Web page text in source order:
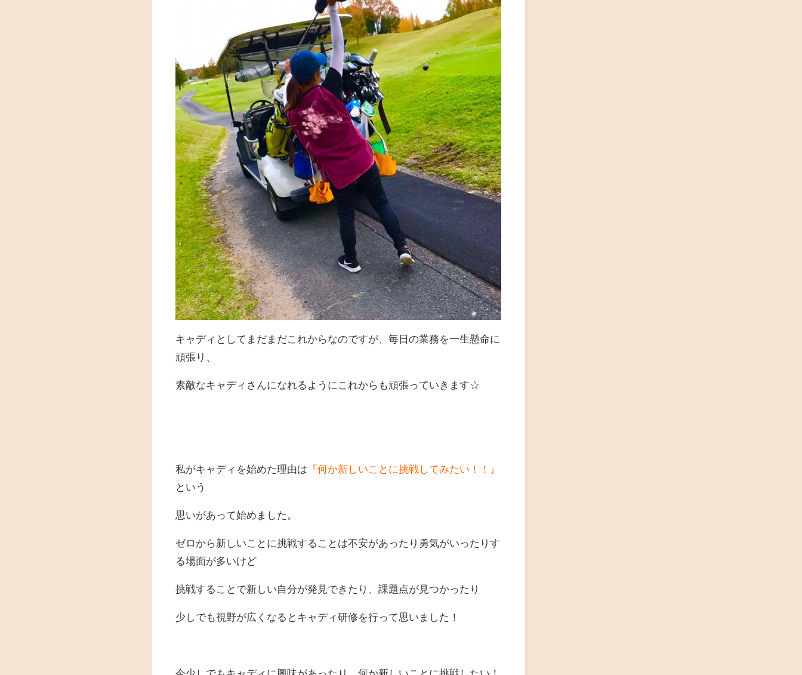
キャディとしてまだまだこれからなのですが、毎日の業務を一生懸命に
頑張り、
素敵なキャディさんになれるようにこれからも頑張っていきます☆
私がキャディを始めた理由は 『何か新しいことに挑戦してみたい！！』
という
思いがあって始めました。
ゼロから新しいことに挑戦することは不安があったり勇気がいったりす
る場面が多いけど
挑戦することで新しい自分が発見できたり、課題点が見つかったり
少しでも視野が広くなるとキャディ研修を行って思いました！
今少しでもキャディに興味があったり、何か新しいことに挑戦したい！